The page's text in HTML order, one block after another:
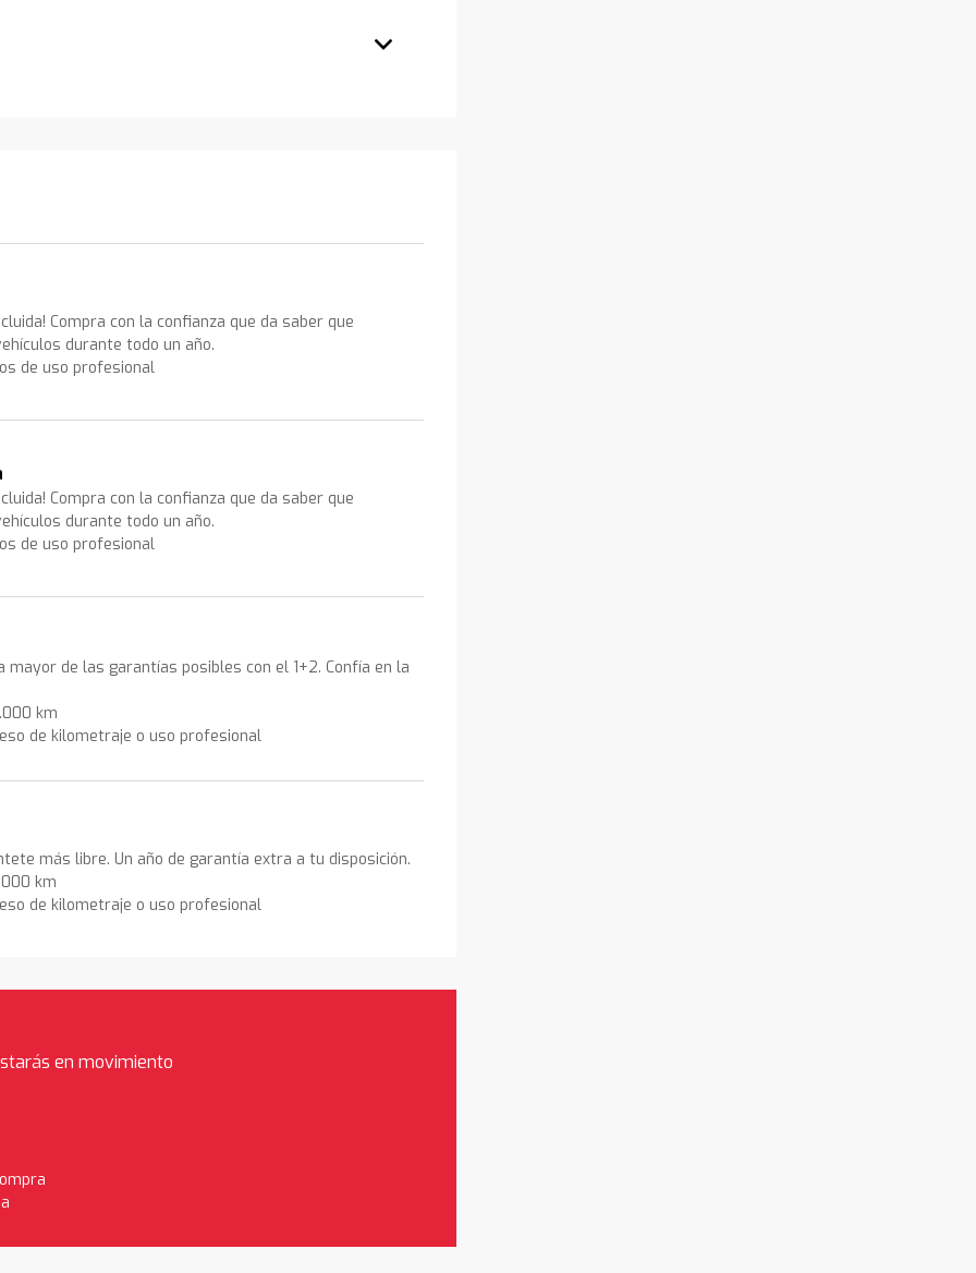
Compra con la confianza que da saber que
durante todo un año.
de uso profesional
Compra con la confianza que da saber que
durante todo un año.
de uso profesional
mayor de las garantías posibles con el 1+2. Confía en la
km
de kilometraje o uso profesional
más libre. Un año de garantía extra a tu disposición.
km
de kilometraje o uso profesional
en movimiento